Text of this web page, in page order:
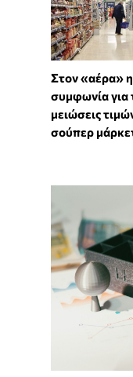
Στον «αέρα» η
συμφωνία για
μειώσεις
σούπερ